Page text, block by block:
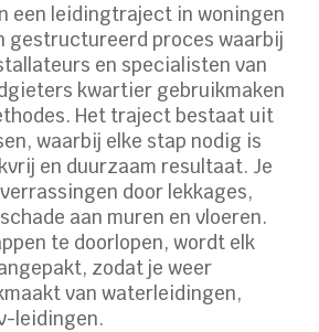
een leidingtraject in woningen
gestructureerd proces waarbij
en specialisten van
kwartier gebruikmaken
Het traject bestaat uit
waarbij elke stap nodig is
en duurzaam resultaat. Je
door lekkages,
aan muren en vloeren.
te doorlopen, wordt elk
zodat je weer
van waterleidingen,
leidingen.